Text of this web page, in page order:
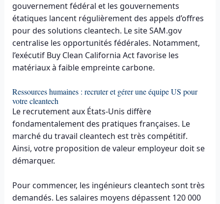
gouvernement fédéral et les gouvernements
étatiques lancent régulièrement des appels d’offres
pour des solutions cleantech. Le site SAM.gov
centralise les opportunités fédérales. Notamment,
l’exécutif Buy Clean California Act favorise les
matériaux à faible empreinte carbone.
Ressources humaines : recruter et gérer une équipe US pour
votre cleantech
Le recrutement aux États-Unis diffère
fondamentalement des pratiques françaises. Le
marché du travail cleantech est très compétitif.
Ainsi, votre proposition de valeur employeur doit se
démarquer.
Pour commencer, les ingénieurs cleantech sont très
demandés. Les salaires moyens dépassent 120 000